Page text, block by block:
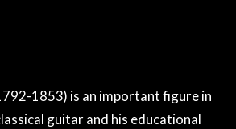
1853) is an important figure in
guitar and his educational